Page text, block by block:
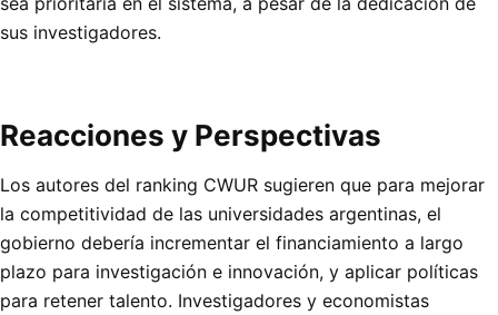
sus investigadores.
Reacciones y Perspectivas
Los autores del ranking CWUR sugieren que para mejorar
la competitividad de las universidades argentinas, el
gobierno debería incrementar el financiamiento a largo
plazo para investigación e innovación, y aplicar políticas
para retener talento. Investigadores y economistas